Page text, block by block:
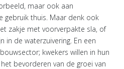
maar ook aan
gebruik thuis. Maar denk ook
zakje met voorverpakte sla, of
in de waterzuivering. En een
kwekers willen in hun
bevorderen van de groei van